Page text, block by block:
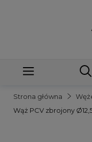
Strona główna
Wąż PCV zbrojony